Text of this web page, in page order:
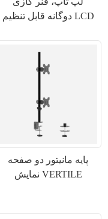
دوگانه قابل تنظیم LCD
پایه مانیتور دو صفحه
نمایش VERTILE